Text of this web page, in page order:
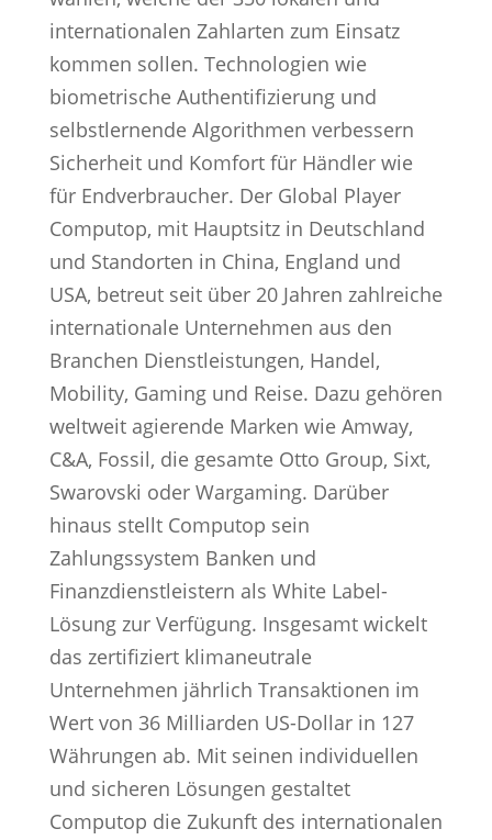
internationalen Zahlarten zum Einsatz
kommen sollen. Technologien wie
biometrische Authentifizierung und
selbstlernende Algorithmen verbessern
Sicherheit und Komfort für Händler wie
für Endverbraucher. Der Global Player
Computop, mit Hauptsitz in Deutschland
und Standorten in China, England und
USA, betreut seit über 20 Jahren zahlreiche
internationale Unternehmen aus den
Branchen Dienstleistungen, Handel,
Mobility, Gaming und Reise. Dazu gehören
weltweit agierende Marken wie Amway,
C&A, Fossil, die gesamte Otto Group, Sixt,
Swarovski oder Wargaming. Darüber
hinaus stellt Computop sein
Zahlungssystem Banken und
Finanzdienstleistern als White Label-
Lösung zur Verfügung. Insgesamt wickelt
das zertifiziert klimaneutrale
Unternehmen jährlich Transaktionen im
Wert von 36 Milliarden US-Dollar in 127
Währungen ab. Mit seinen individuellen
und sicheren Lösungen gestaltet
Computop die Zukunft des internationalen